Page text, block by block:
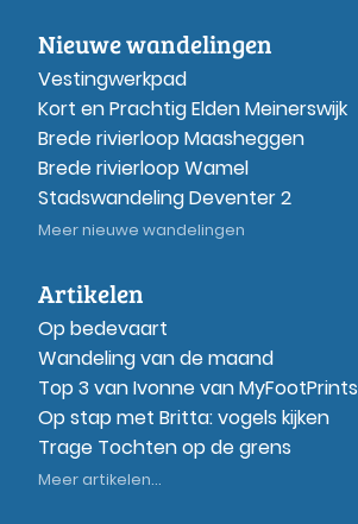
Nieuwe wandelingen
Vestingwerkpad
Kort en Prachtig Elden Meinerswijk
Brede rivierloop Maasheggen
Brede rivierloop Wamel
Stadswandeling Deventer 2
Meer nieuwe wandelingen
Artikelen
Op bedevaart
Wandeling van de maand
Top 3 van Ivonne van MyFootPrints
Op stap met Britta: vogels kijken
Trage Tochten op de grens
Meer artikelen...